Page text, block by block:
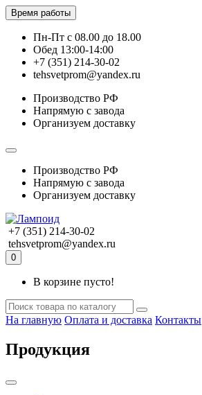
Время работы
Пн-Пт с 08.00 до 18.00
Обед 13:00-14:00
+7 (351) 214-30-02
tehsvetprom@yandex.ru
Производство РФ
Напрямую с завода
Организуем доставку
Производство РФ
Напрямую с завода
Организуем доставку
+7 (351) 214-30-02
tehsvetprom@yandex.ru
0
В корзине пусто!
На главную Оплата и доставка Контакты
Продукция